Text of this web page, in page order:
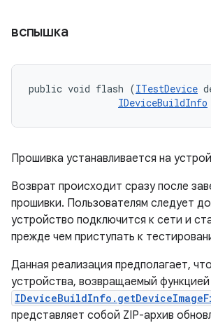
вспышка
public void flash (ITestDevice
IDeviceBuildInfo
Прошивка устанавливается на
Возврат происходит сразу после
прошивки. Пользователям следует
устройство подключится к сети и
прежде чем приступать к
Данная реализация предполагает,
устройства, возвращаемый функцией
представляет собой ZIP-архив